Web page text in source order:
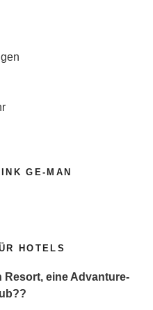
GE-MAN
HOTELS
Resort, eine Advanture-